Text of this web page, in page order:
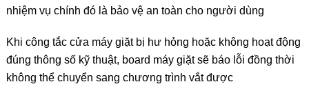
nhiệm vụ chính đó là bảo vệ an toàn cho người dùng
Khi công tắc cửa máy giặt bị hư hỏng hoặc không hoạt động
đúng thông số kỹ thuật, board máy giặt sẽ báo lỗi đồng thời
không thể chuyển sang chương trình vắt được